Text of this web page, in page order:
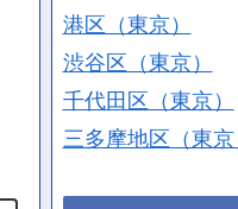
港区（東京）
渋谷区（東京）
千代田区（東京）
三多摩地区（東京